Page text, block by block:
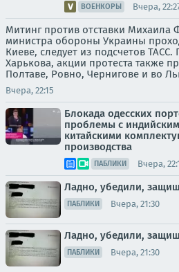
ВОЕНКОРЫ Вчера,
Митинг против отставки Михаила
министра обороны Украины
Киеве, следует из подсчетов
Харькова, акции протеста также
Полтаве, Ровно, Чернигове и во
Вчера, 22:15
Блокада одесских
проблемы с
китайскими
производства
ПАБЛИКИ Вчера,
Ладно, убедили,
ПАБЛИКИ Вчера, 21:30
Ладно, убедили,
ПАБЛИКИ Вчера, 21:30